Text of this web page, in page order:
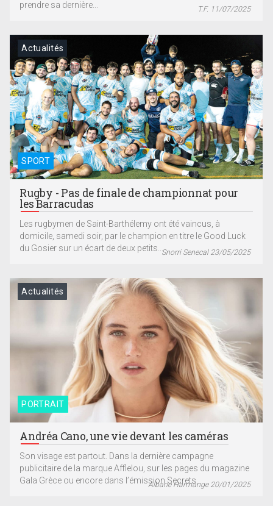
prendre sa dernière...
T.F. 11/07/2025
SPORT
Actualités
Rugby - Pas de finale de championnat pour
les Barracudas
Les rugbymen de Saint-Barthélemy ont été vaincus, à
domicile, samedi soir, par le champion en titre le Good Luck
du Gosier sur un écart de deux petits...Snorri Senecal 23/05/2025
PORTRAIT
Actualités
Andréa Cano, une vie devant les caméras
Son visage est partout. Dans la dernière campagne
publicitaire de la marque Afflelou, sur les pages du magazine
Gala Grèce ou encore dans l’émission Secrets...Albane Harmange 20/01/2025